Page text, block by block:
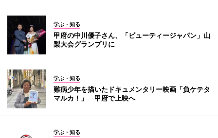
学ぶ・知る
甲府の中川優子さん、「ビューティージャパン」山
梨大会グランプリに
学ぶ・知る
難病少年を描いたドキュメンタリー映画「負ケテタ
マルカ！」 甲府で上映へ
学ぶ・知る